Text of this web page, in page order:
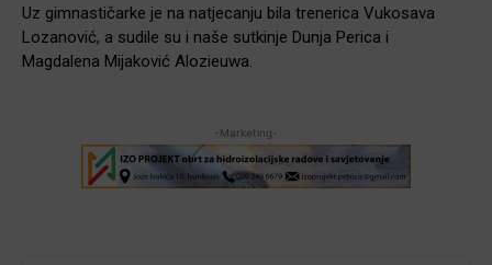
Uz gimnastičarke je na natjecanju bila trenerica Vukosava
Lozanović, a sudile su i naše sutkinje Dunja Perica i
Magdalena Mijaković Alozieuwa.
-Marketing-